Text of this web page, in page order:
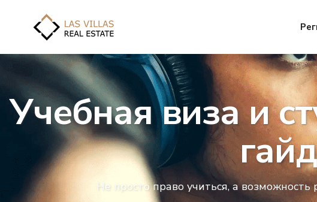
Учебная виза и
Не просто право учиться, а